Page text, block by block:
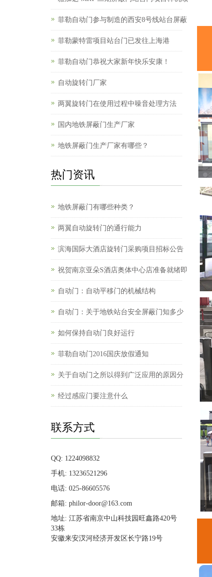
菲勒自动门参与制造的西安8号线站台屏蔽
菲勒蒙特雷项目站台门已发往上海港
菲勒自动门恭祝大家新年快乐安康！
自动旋转门厂家
两翼旋转门在使用过程中噪音处理方法
国内地铁屏蔽门生产厂家
地铁屏蔽门生产厂家有哪些？
热门资讯
地铁屏蔽门有哪些种类？
两翼自动旋转门的通行能力
滨海国际大酒店旋转门采购项目招标公告
祝贺南京亚朵S酒店奥体中心店准备就绪即
自动门：自动平移门的机械结构
自动门：关于地铁站台安全屏蔽门知多少
如何保持自动门良好运行
菲勒自动门2016国庆放假通知
关于自动门之所以得到广泛应用的原因分
经过感应门要注意什么
联系方式
QQ: 1224098832
手机: 13236521296
电话: 025-86605576
邮箱: philor-door@163.com
地址: 江苏省南京中山科技园旺鑫路420号
33栋
安徽来安汊河经济开发区长宁路19号